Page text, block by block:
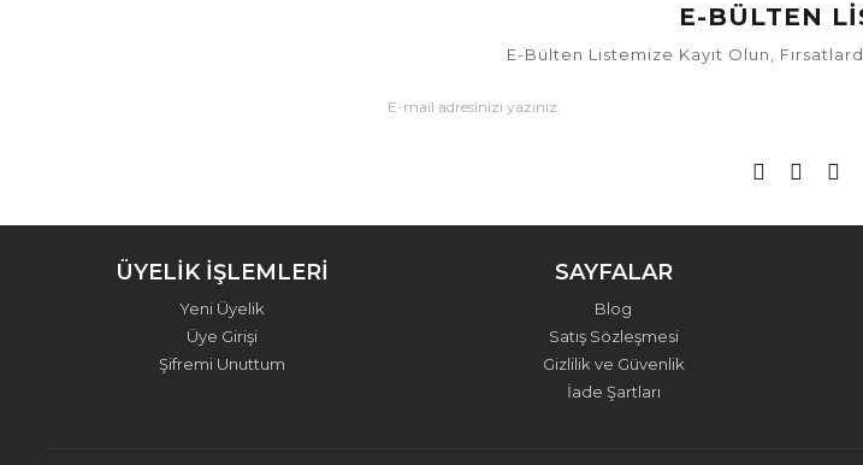
E-BÜLTEN
E-Bülten Listemize Kayıt Olun,
ÜYELİK İŞLEMLERİ
Yeni Üyelik
Üye Girişi
Şifremi Unuttum
SAYFALAR
Blog
Satış Sözleşmesi
Gizlilik ve Güvenlik
İade Şartları